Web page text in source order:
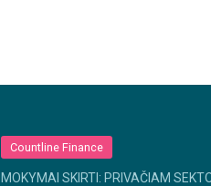
Countline Finance
MOKYMAI SKIRTI: PRIVAČIAM